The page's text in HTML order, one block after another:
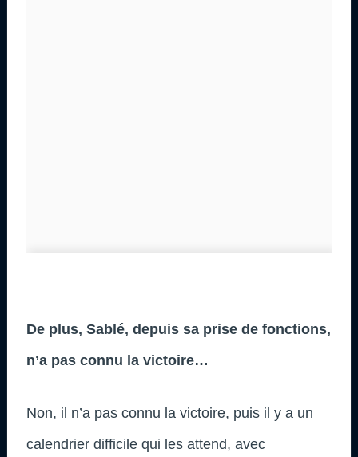
De plus, Sablé, depuis sa prise de fonctions,
n’a pas connu la victoire…
Non, il n’a pas connu la victoire, puis il y a un
calendrier difficile qui les attend, avec